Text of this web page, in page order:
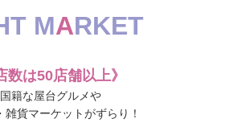
MARKET
数は50店舗以上》
籍な屋台グルメや
雑貨マーケットがずらり！